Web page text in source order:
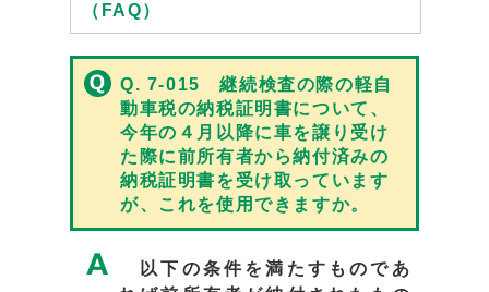
（FAQ）
Q. 7-015 継続検査の際の軽自
動車税の納税証明書について、
今年の４月以降に車を譲り受け
た際に前所有者から納付済みの
納税証明書を受け取っています
が、これを使用できますか。
以下の条件を満たすものであ